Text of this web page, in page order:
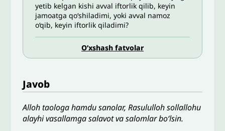
yetib kelgan kishi avval iftorlik qilib, keyin
jamoatga qoʻshiladimi, yoki avval namoz
o‘qib, keyin iftorlik qiladimi?
O’xshash fatvolar
Javob
Alloh taologa hamdu sanolar, Rasululloh sollallohu
alayhi vasallamga salavot va salomlar bo‘lsin.